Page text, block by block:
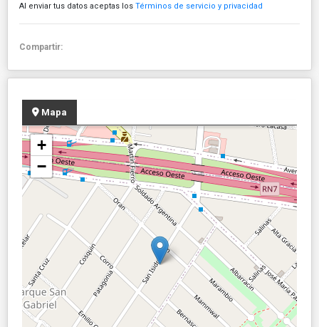
Al enviar tus datos aceptas los Términos de servicio y privacidad
Compartir:
Mapa
+
−